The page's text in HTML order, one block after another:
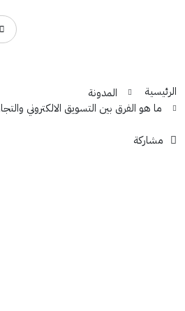
الرئيسية
المدونة
ما هو الفرق بين التسويق الالكتروني
مشاركة